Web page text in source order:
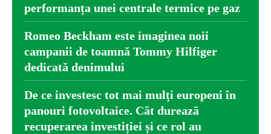
performanța unei centrale termice pe gaz
Romeo Beckham este imaginea noii
campanii de toamnă Tommy Hilfiger
dedicată denimului
De ce investesc tot mai mulți europeni în
panouri fotovoltaice. Cât durează
recuperarea investiției și ce rol au